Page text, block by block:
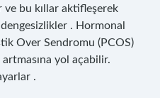
ve bu kıllar aktifleşerek
. Hormonal
Over Sendromu (PCOS)
yol açabilir.
.